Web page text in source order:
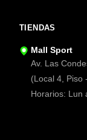
TIENDAS
Mall Sport
Av. Las
(Local 4, Piso
Horarios: Lun